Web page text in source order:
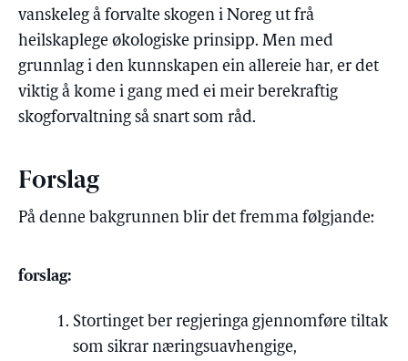
vanskeleg å forvalte skogen i Noreg ut frå
heilskaplege økologiske prinsipp. Men med
grunnlag i den kunnskapen ein allereie har, er det
viktig å kome i gang med ei meir berekraftig
skogforvaltning så snart som råd.
Forslag
På denne bakgrunnen blir det fremma følgjande:
forslag:
Stortinget ber regjeringa gjennomføre tiltak
som sikrar næringsuavhengige,